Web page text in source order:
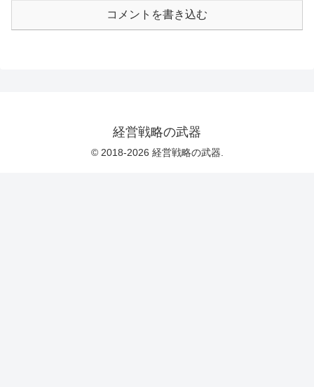
コメントを書き込む
経営戦略の武器
© 2018-2026 経営戦略の武器.